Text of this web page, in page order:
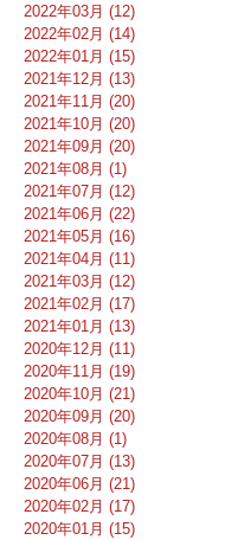
2022年03月 (12)
2022年02月 (14)
2022年01月 (15)
2021年12月 (13)
2021年11月 (20)
2021年10月 (20)
2021年09月 (20)
2021年08月 (1)
2021年07月 (12)
2021年06月 (22)
2021年05月 (16)
2021年04月 (11)
2021年03月 (12)
2021年02月 (17)
2021年01月 (13)
2020年12月 (11)
2020年11月 (19)
2020年10月 (21)
2020年09月 (20)
2020年08月 (1)
2020年07月 (13)
2020年06月 (21)
2020年02月 (17)
2020年01月 (15)